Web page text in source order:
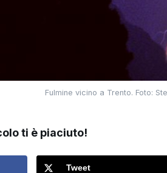
Fulmine vicino a Trento. Foto:
ti è piaciuto!
Tweet